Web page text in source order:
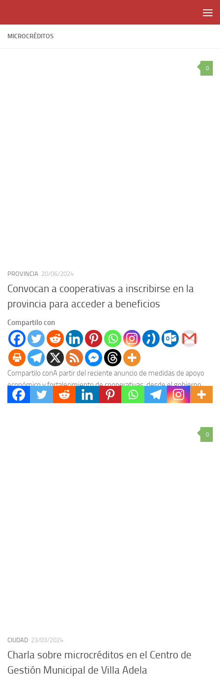
MICROCRÉDITOS
0
PROVINCIA 20/06/2024
Convocan a cooperativas a inscribirse en la
provincia para acceder a beneficios
Compartilo con
Compartilo conA partir del reciente anuncio de medidas de apoyo
económico y fortalecimiento de cooperativas, desde el gobierno
convocan a las cooperativas de la provincia...
0
CIUDAD 23/03/2024
Charla sobre microcréditos en el Centro de
Gestión Municipal de Villa Adela